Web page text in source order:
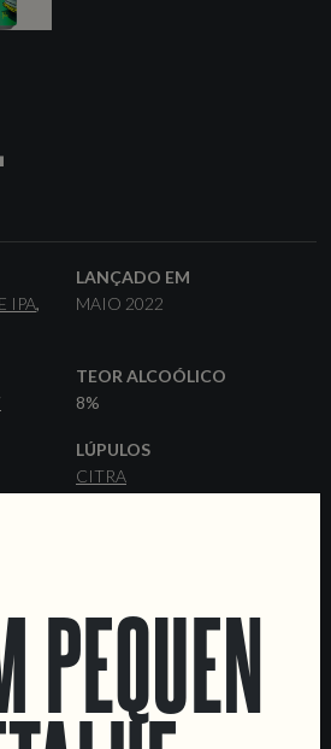
IPA
LANÇADO EM
MAIO 2022
TEOR ALCOÓLICO
8%
LÚPULOS
CITRA
OUTROS INGREDIENTES
LACTOSA